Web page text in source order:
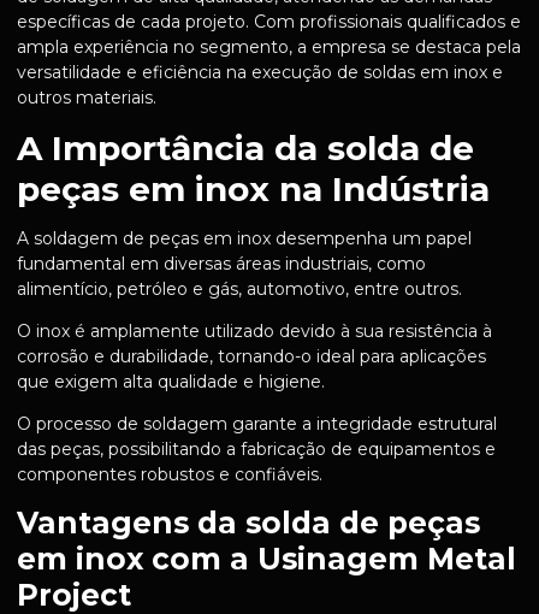
específicas de cada projeto. Com profissionais qualificados e
ampla experiência no segmento, a empresa se destaca pela
versatilidade e eficiência na execução de soldas em inox e
outros materiais.
A Importância da solda de
peças em inox na Indústria
A soldagem de peças em inox desempenha um papel
fundamental em diversas áreas industriais, como
alimentício, petróleo e gás, automotivo, entre outros.
O inox é amplamente utilizado devido à sua resistência à
corrosão e durabilidade, tornando-o ideal para aplicações
que exigem alta qualidade e higiene.
O processo de soldagem garante a integridade estrutural
das peças, possibilitando a fabricação de equipamentos e
componentes robustos e confiáveis.
Vantagens da solda de peças
em inox com a Usinagem Metal
Project